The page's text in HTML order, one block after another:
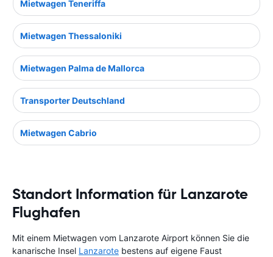
Mietwagen Teneriffa
Mietwagen Thessaloniki
Mietwagen Palma de Mallorca
Transporter Deutschland
Mietwagen Cabrio
Standort Information für Lanzarote
Flughafen
Mit einem Mietwagen vom Lanzarote Airport können Sie die
kanarische Insel Lanzarote bestens auf eigene Faust